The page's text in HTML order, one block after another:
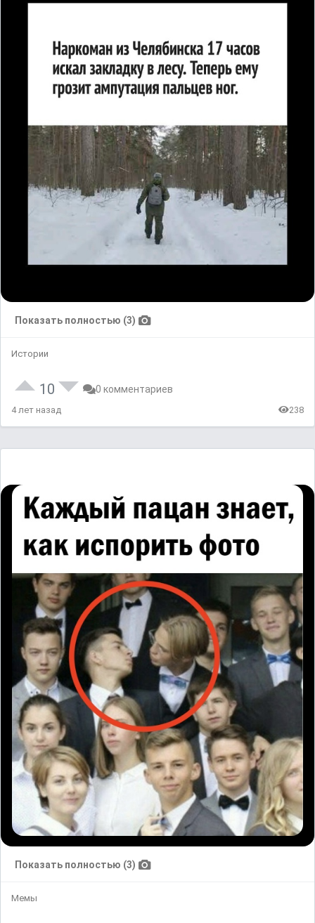
Показать полностью (3)
Истории
10 0 комментариев
4 лет назад 238
Показать полностью (3)
Мемы